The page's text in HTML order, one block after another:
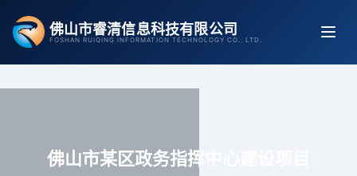
容
佛山市睿清信息科技有限公司
FOSHAN RUIQING INFORMATION TECHNOLOGY CO., LTD.
佛山市某区政务指挥中心建设项目